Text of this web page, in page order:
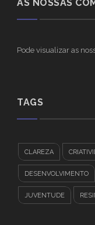
AS NOSSAS
Pode visualizar as
TAGS
CLAREZA
DESENVOLVIMENTO
JUVENTUDE